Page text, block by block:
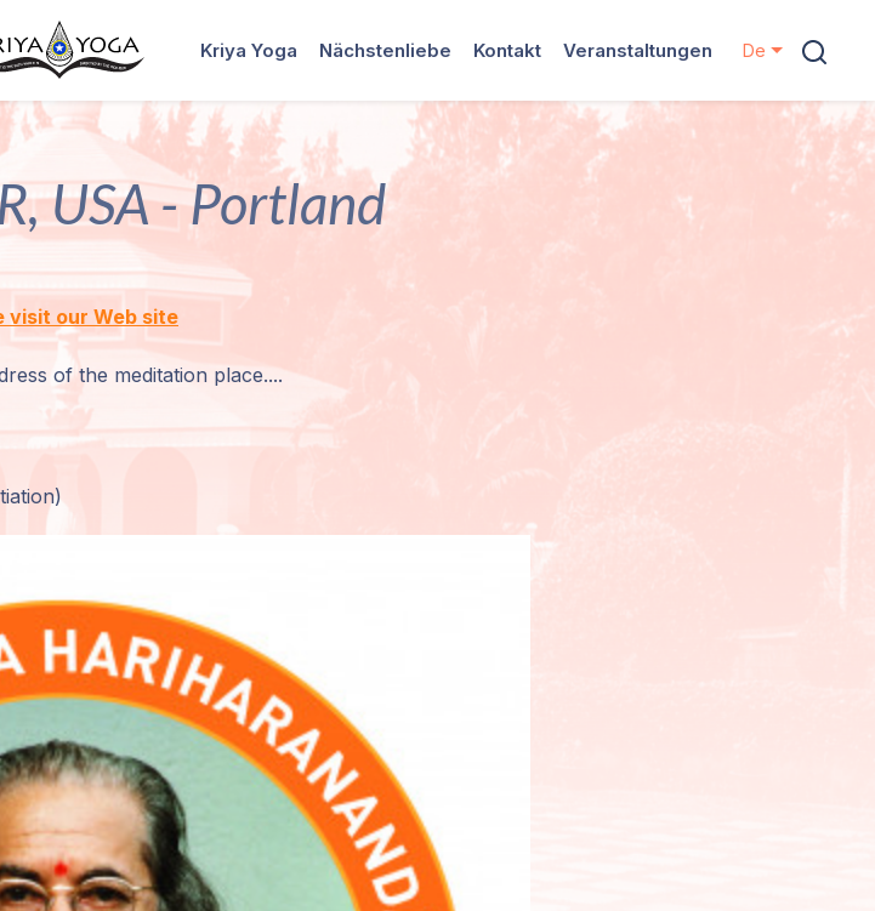
Kriya Yoga Nächstenliebe Kontakt Veranstaltungen De
USA - Portland
visit our Web site
of the meditation place....